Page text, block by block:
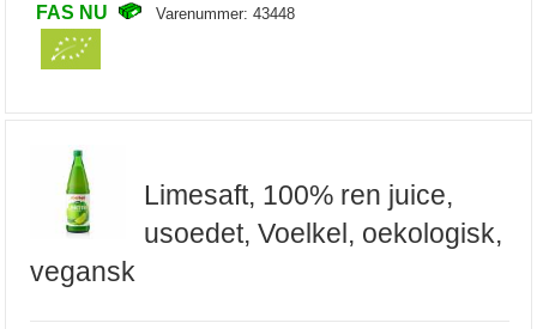
FAS NU Varenummer: 43448
Limesaft, 100% ren juice,
usoedet, Voelkel, oekologisk,
vegansk